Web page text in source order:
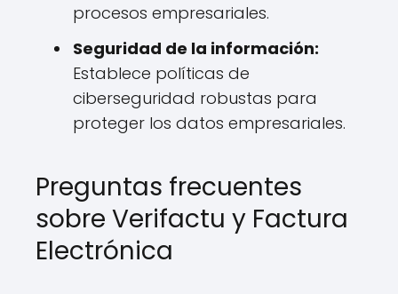
procesos empresariales.
Seguridad de la información:
Establece políticas de
ciberseguridad robustas para
proteger los datos empresariales.
Preguntas frecuentes
sobre Verifactu y Factura
Electrónica